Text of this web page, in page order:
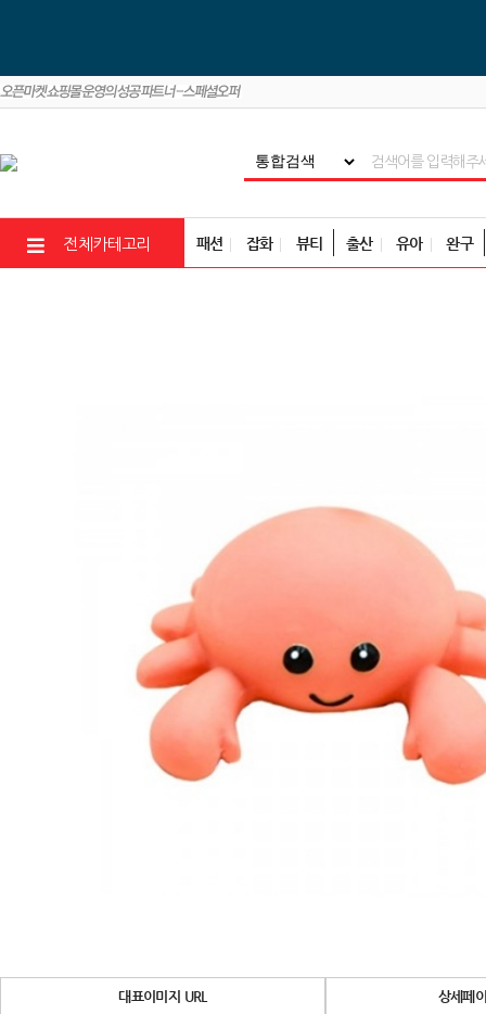
전체카테고리 패션 잡화 뷰티 출산 유아 완구
대표이미지 URL 상세페